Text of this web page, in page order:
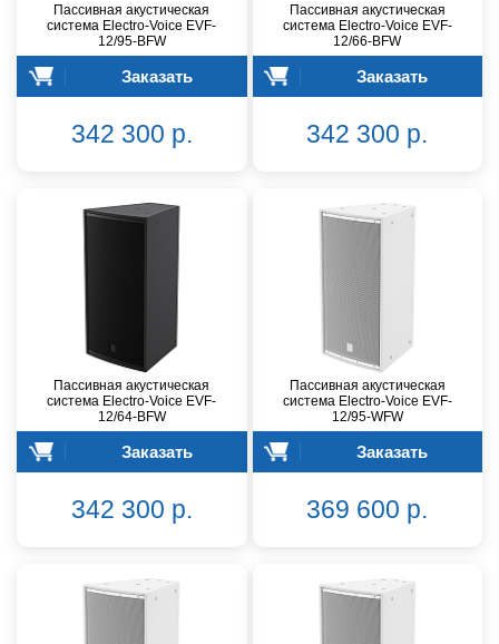
Пассивная акустическая
система Electro-Voice EVF-
12/95-BFW
Заказать
342 300 р.
Пассивная акустическая
система Electro-Voice EVF-
12/66-BFW
Заказать
342 300 р.
Пассивная акустическая
система Electro-Voice EVF-
12/64-BFW
Заказать
342 300 р.
Пассивная акустическая
система Electro-Voice EVF-
12/95-WFW
Заказать
369 600 р.